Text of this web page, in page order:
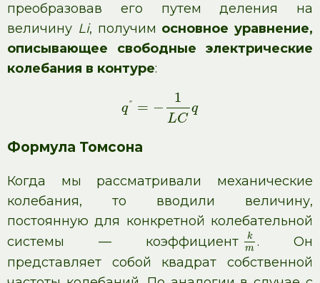
преобразовав его путем деления на
величину Li, получим основное уравнение,
описывающее свободные электрические
колебания в контуре:
q″ = −
1
LC
q
Формула Томсона
Когда мы рассматривали механические
колебания, то вводили величину,
постоянную для конкретной колебательной
системы — коэффициент
k
m . Он
представляет собой квадрат собственной